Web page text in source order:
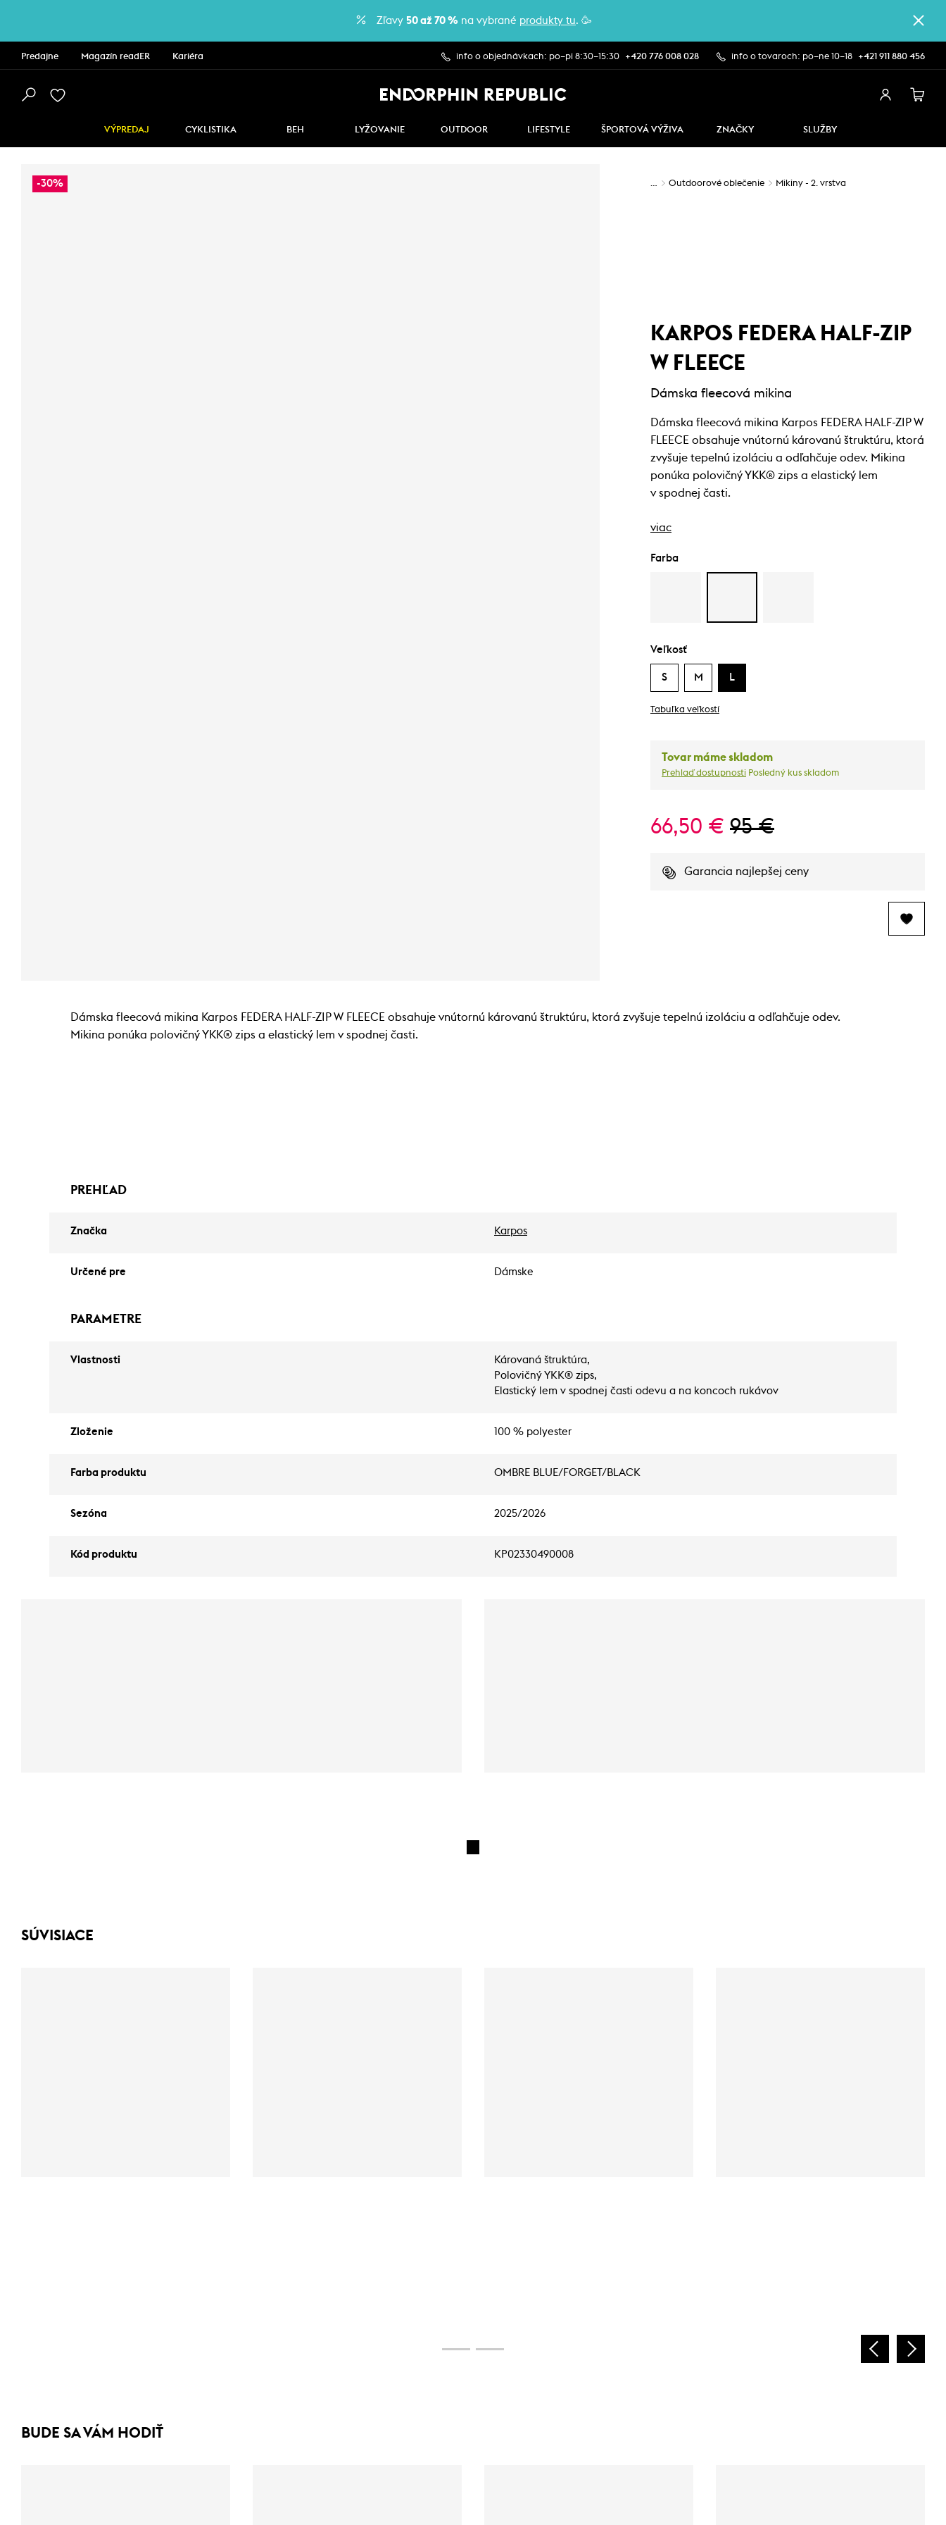
Zľavy 50 až 70 % na vybrané produkty tu. 🥳
Predajne Magazín readER Kariéra info o objednávkach: po–pi 8:30–15:30 +420 776 008 028 info o tovaroch: po–ne 10–18 +421 911 880 456
VÝPREDAJ CYKLISTIKA BEH LYŽOVANIE OUTDOOR LIFESTYLE ŠPORTOVÁ VÝŽIVA ZNAČKY SLUŽBY
-30% … Outdoorové oblečenie Mikiny - 2. vrstva
KARPOS FEDERA HALF-ZIP
W FLEECE
Dámska fleecová mikina
Dámska fleecová mikina Karpos FEDERA HALF-ZIP W
FLEECE obsahuje vnútornú károvanú štruktúru, ktorá
zvyšuje tepelnú izoláciu a odľahčuje odev. Mikina
ponúka polovičný YKK® zips a elastický lem
v spodnej časti.
viac
Farba
Veľkosť
S M L
Tabuľka veľkostí
Tovar máme skladom
Prehlaď dostupnosti Posledný kus skladom
66,50 € 95 €
Garancia najlepšej ceny
Dámska fleecová mikina Karpos FEDERA HALF-ZIP W FLEECE obsahuje vnútornú károvanú štruktúru, ktorá zvyšuje tepelnú izoláciu a odľahčuje odev.
Mikina ponúka polovičný YKK® zips a elastický lem v spodnej časti.
PREHĽAD
Značka Karpos
Určené pre Dámske
PARAMETRE
Vlastnosti
Károvaná štruktúra,
Polovičný YKK® zips,
Elastický lem v spodnej časti odevu a na koncoch rukávov
Zloženie 100 % polyester
Farba produktu OMBRE BLUE/FORGET/BLACK
Sezóna 2025/2026
Kód produktu KP02330490008
SÚVISIACE
BUDE SA VÁM HODIŤ